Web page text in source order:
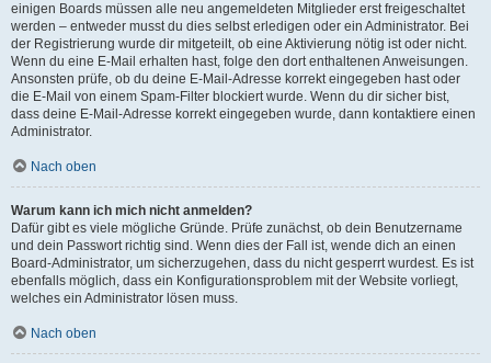
einigen Boards müssen alle neu angemeldeten Mitglieder erst freigeschaltet
werden – entweder musst du dies selbst erledigen oder ein Administrator. Bei
der Registrierung wurde dir mitgeteilt, ob eine Aktivierung nötig ist oder nicht.
Wenn du eine E-Mail erhalten hast, folge den dort enthaltenen Anweisungen.
Ansonsten prüfe, ob du deine E-Mail-Adresse korrekt eingegeben hast oder
die E-Mail von einem Spam-Filter blockiert wurde. Wenn du dir sicher bist,
dass deine E-Mail-Adresse korrekt eingegeben wurde, dann kontaktiere einen
Administrator.
Nach oben
Warum kann ich mich nicht anmelden?
Dafür gibt es viele mögliche Gründe. Prüfe zunächst, ob dein Benutzername
und dein Passwort richtig sind. Wenn dies der Fall ist, wende dich an einen
Board-Administrator, um sicherzugehen, dass du nicht gesperrt wurdest. Es ist
ebenfalls möglich, dass ein Konfigurationsproblem mit der Website vorliegt,
welches ein Administrator lösen muss.
Nach oben